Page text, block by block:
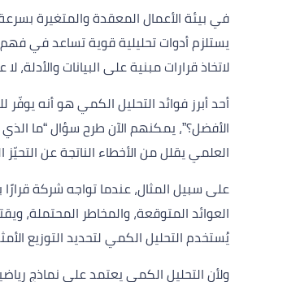
في بيئة الأعمال المعقدة والمتغيرة
يستلزم أدوات تحليلية قوية تساعد في فهم
لاتخاذ قرارات مبنية على البيانات والأدلة،
أحد أبرز فوائد التحليل الكمي هو أنه
الأفضل؟”، يمكنهم الآن طرح سؤال “ما الذي
العلمي يقلل من الأخطاء الناتجة عن التحيّز
على سبيل المثال، عندما تواجه شركة قرارًا
العوائد المتوقعة، والمخاطر المحتملة،
يُستخدم التحليل الكمي لتحديد التوزيع
ولأن التحليل الكمي يعتمد على نماذج